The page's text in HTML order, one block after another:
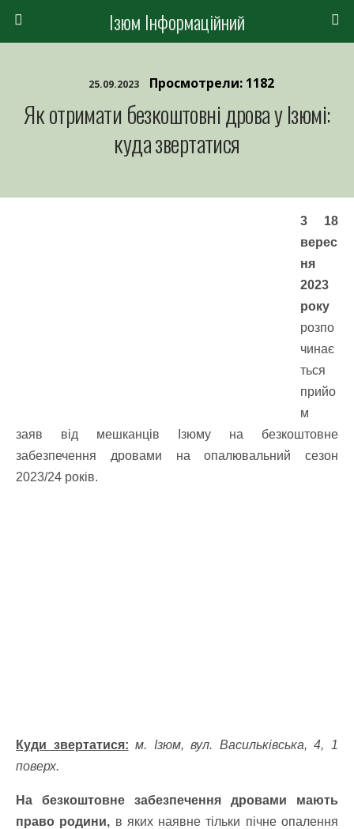
Ізюм Інформаційний
25.09.2023 Просмотрели: 1182
Як отримати безкоштовні дрова у Ізюмі:
куда звертатися
3 18
верес
ня
2023
року
розпо
чинає
ться
прийо
м
заяв від мешканців Ізюму на безкоштовне
забезпечення дровами на опалювальний сезон
2023/24 років.
Куди звертатися: м. Ізюм, вул. Васильківська, 4, 1
поверх.
На безкоштовне забезпечення дровами мають
право родини, в яких наявне тільки пічне опалення